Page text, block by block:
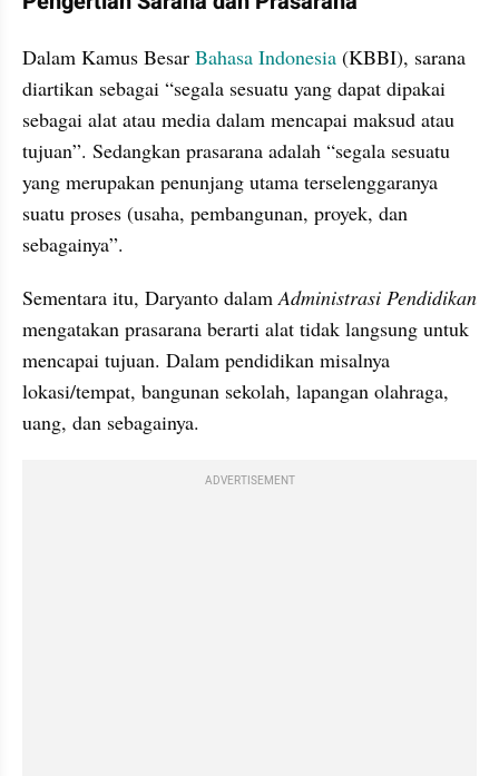
Dalam Kamus Besar Bahasa Indonesia (KBBI), sarana
diartikan sebagai “segala sesuatu yang dapat dipakai
sebagai alat atau media dalam mencapai maksud atau
tujuan”. Sedangkan prasarana adalah “segala sesuatu
yang merupakan penunjang utama terselenggaranya
suatu proses (usaha, pembangunan, proyek, dan
sebagainya”.
Sementara itu, Daryanto dalam
mengatakan prasarana berarti alat tidak langsung untuk
mencapai tujuan. Dalam pendidikan misalnya
lokasi/tempat, bangunan sekolah, lapangan olahraga,
uang, dan sebagainya.
ADVERTISEMENT